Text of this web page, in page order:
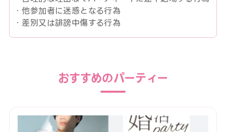
・他参加者に迷惑となる行為
・差別又は誹謗中傷する行為
おすすめのパーティー